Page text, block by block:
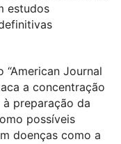
estudos
Journal
a concentração
preparação da
possíveis
doenças como a